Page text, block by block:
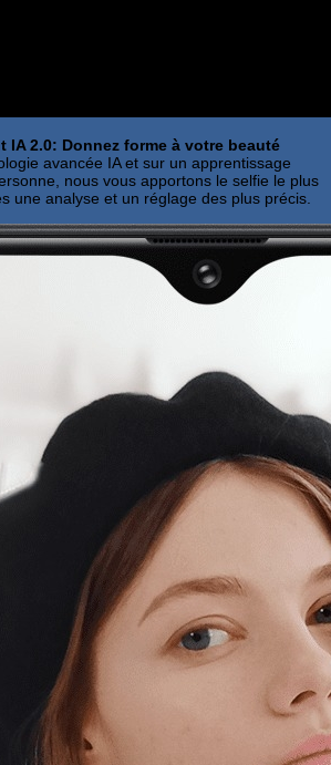
IA 2.0: Donnez forme à votre beauté
avancée IA et sur un apprentissage
nous vous apportons le selfie le plus
une analyse et un réglage des plus précis.